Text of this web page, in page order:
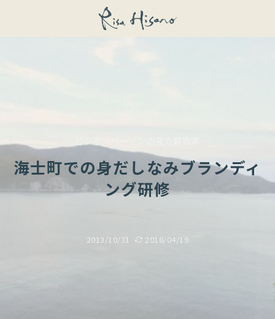
海士町での身だしなみブランディ
ング研修
2013/10/31 2018/04/19